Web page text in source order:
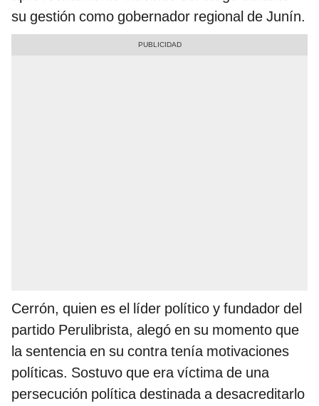
su gestión como gobernador regional de Junín.
Cerrón, quien es el líder político y fundador del
partido Perulibrista, alegó en su momento que
la sentencia en su contra tenía motivaciones
políticas. Sostuvo que era víctima de una
persecución política destinada a desacreditarlo